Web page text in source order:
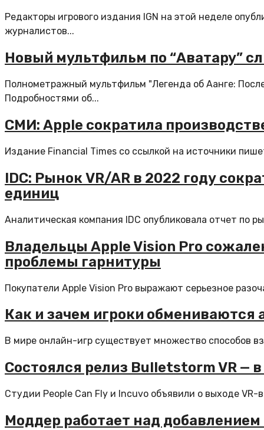
Редакторы игрового издания IGN на этой неделе
журналистов...
Новый мультфильм по “Аватару”
Полнометражный мультфильм "Легенда об Аанге:
Подробностями об...
СМИ: Apple сократила
Издание Financial Times со ссылкой на источники
IDC: Рынок VR/AR в 2022 году
единиц
Аналитическая компания IDC опубликовала отчет по
Владельцы Apple Vision Pro
проблемы гарнитуры
Покупатели Apple Vision Pro выражают серьезное
Как и зачем игроки обмениваются
В мире онлайн-игр существует множество способов
Состоялся релиз Bulletstorm VR —
Студии People Can Fly и Incuvo объявили о выходе
Моддер работает над